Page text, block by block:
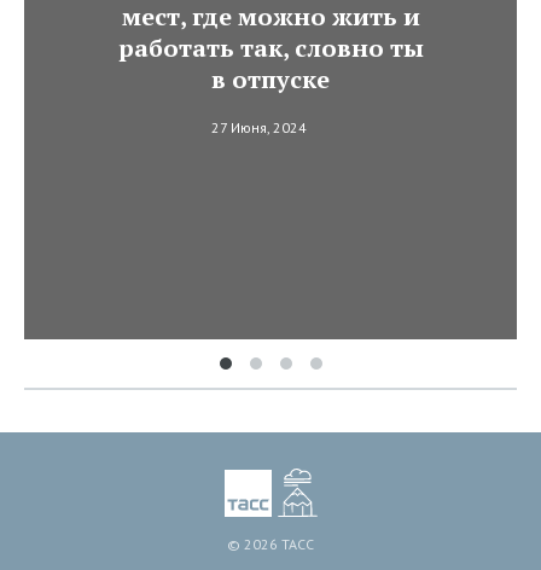
мест, где можно жить и
работать так, словно ты
в отпуске
27 Июня, 2024
© 2026 ТАСС